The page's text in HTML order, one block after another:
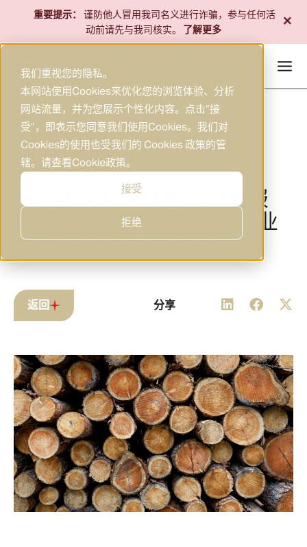
我们重视您的隐私。
本网站使用Cookies来优化您的浏览体验、分析
网站流量，并为您展示个性化内容。点击“接
受”，即表示您同意我们使用Cookies。我们对
Cookies的使用也受我们的 Cookies 政策的管
辖。请查看Cookie政策。
接受
拒绝
内
2025年8月6日 | 研究
东证期货 日度报告 综合晨报
七部门出台金融支持新兴工业
化指导意见 20250806
返回 分享
重要提示：
谨防他人冒用我司名义进行诈骗，参与任何活
动前请先与我司核实。
了解更多 +